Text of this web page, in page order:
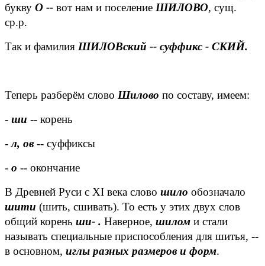
букву О -- вот нам и поселение ШИЛОВО, сущ.
ср.р.
Так и фамилия ШИЛОВский -- суффикс - СКИЙ.
Теперь разберём слово Шилово по составу, имеем:
- ши -- корень
-л, ов -- суффиксы
- о -- окончание
В Древней Руси с XI века слово шило обозначало
шити (шить, сшивать). То есть у этих двух слов
общий корень ши- . Наверное, шилом и стали
называть специальные приспособления для шитья, --
в основном, иглы разных размеров и форм.